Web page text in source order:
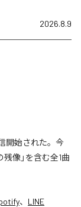
2026.8.9
開始された。今
像」を含む全1曲
、 LINE